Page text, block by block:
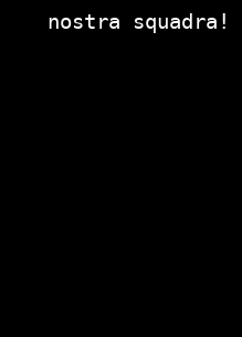
nostra squadra!